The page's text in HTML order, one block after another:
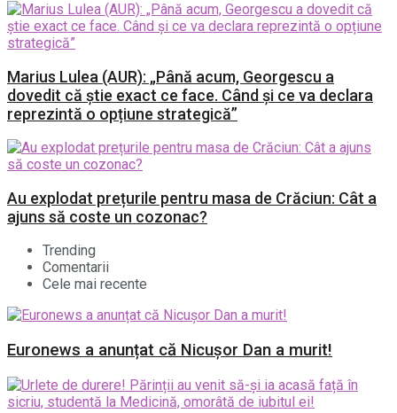
Marius Lulea (AUR): „Până acum, Georgescu a
dovedit că știe exact ce face. Când și ce va declara
reprezintă o opțiune strategică”
Au explodat prețurile pentru masa de Crăciun: Cât a
ajuns să coste un cozonac?
Trending
Comentarii
Cele mai recente
Euronews a anunțat că Nicușor Dan a murit!